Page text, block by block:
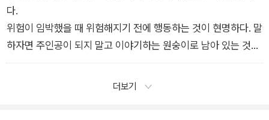
면더 안정되고 확실할수록 더 쉽게, 더 잘 배울 수 있다. 덧붙여
서 말하자면 무조건적 기본소득에 대한 지금까지의 연구는 이 논
제를 확인시켜준다. 자기 서사에서 재정적 불확실함을 배제
할 수 있는 사람은 자신을 전기적 모험의 주인공으로 만들기 위
다.
위험이 임박했을 때 위험해지기 전에 행동하는 것이 현명하다. 말
하자면 주인공이 되지 말고 이야기하는 원숭이로 남아 있는 것
이 좋다. 여러분 자신과 여러분이 사랑하는 사람들에게 좋은 미래
에 대한 이야기를 들려주라. 그리고 이야기를 확실한 해피엔딩으
더보기